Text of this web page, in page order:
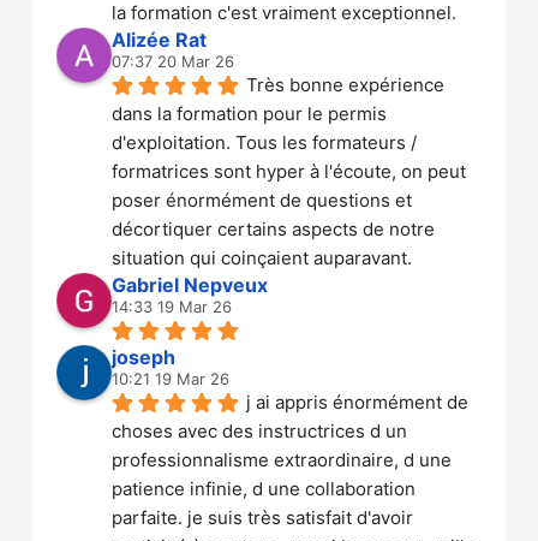
la formation c'est vraiment exceptionnel.
Alizée Rat
07:37 20 Mar 26
Très bonne expérience
dans la formation pour le permis
d'exploitation. Tous les formateurs /
formatrices sont hyper à l'écoute, on peut
poser énormément de questions et
décortiquer certains aspects de notre
situation qui coinçaient auparavant.
Gabriel Nepveux
14:33 19 Mar 26
joseph
10:21 19 Mar 26
j ai appris énormément de
choses avec des instructrices d un
professionnalisme extraordinaire, d une
patience infinie, d une collaboration
parfaite. je suis très satisfait d'avoir